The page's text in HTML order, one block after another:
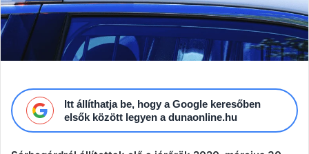
Itt állíthatja be, hogy a Google keresőben
elsők között legyen a dunaonline.hu